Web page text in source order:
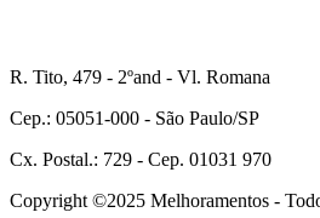
R. Tito, 479 - 2ºand - Vl. Romana
Cep.: 05051-000 - São Paulo/SP
Cx. Postal.: 729 - Cep. 01031 970
Copyright ©2025 Melhoramentos -